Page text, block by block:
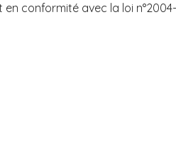
conformité avec la loi